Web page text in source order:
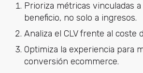
Prioriza métricas vinculadas
beneficio, no solo a ingresos.
Analiza el CLV frente al coste
Optimiza la experiencia para
conversión ecommerce.